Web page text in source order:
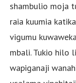
shambulio moja
raia kuumia
vigumu
mbali. Tukio hilo
wapiganaji